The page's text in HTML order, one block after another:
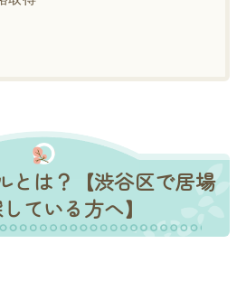
とは？【渋谷区で居場
ている方へ】